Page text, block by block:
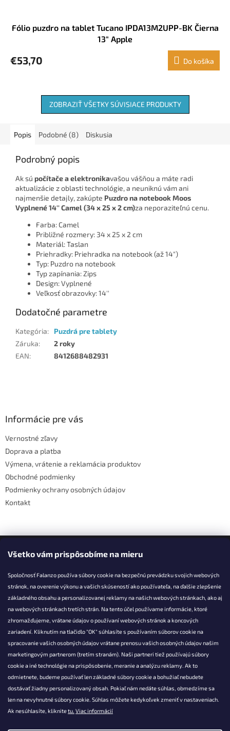
Všetko vám prispôsobíme na mieru
Spoločnosť Falanzo používa súbory cookie na bezpečnú prevádzku svojich webových
stránok, na overenie výkonu a vašich skúseností ako používateľa, na ďalšie zlepšenie
základného obsahu a personalizovanej reklamy na našich webových stránkach, ako aj
na webových stránkach tretích strán. Na tento účel používame informácie, ktoré
zhromažďujeme, vrátane údajov o používaní webových stránok a koncových
zariadení. Kliknutím na tlačidlo "OK" súhlasíte s používaním súborov cookie na
spracovanie vašich osobných údajov vrátane prenosu vašich osobných údajov našim
marketingovým partnerom (tretím stranám). Naši partneri tiež používajú súbory
cookie a iné technológie na prispôsobenie, meranie a analýzu reklamy. Ak to
odmietnete, budeme používať len základné súbory cookie a bohužiaľ nebudete
dostávať žiadny personalizovaný obsah. Pokiaľ nám nedáte súhlas, obmedzíme sa
len na nevyhnutné súbory cookie. Súhlas môžete kedykoľvek zmeniť v nastaveniach.
Ak nesúhlasíte, kliknitetu. Viac informácií
Fólio puzdro na tablet Tucano IPDA13M2UPP-BK Čierna
13" Apple
€53,70 Do košíka
ZOBRAZIŤ VŠETKY SÚVISIACE PRODUKTY
Popis Podobné (8) Diskusia
Podrobný popis
Ak sú počítače a elektronikavašou vášňou a máte radi
aktualizácie z oblasti technológie, a neuniknú vám ani
najmenšie detajly, zakúpte Puzdro na notebook Moos
Vyplnené 14'' Camel (34 x 25 x 2 cm)za neporaziteľnú cenu.
Farba: Camel
Približné rozmery: 34 x 25 x 2 cm
Materiál: Taslan
Priehradky: Priehradka na notebook (až 14")
Typ: Puzdro na notebook
Typ zapínania: Zips
Design: Vyplnené
Veľkosť obrazovky: 14''
Dodatočné parametre
Kategória:
Puzdrá pre tablety
Záruka:
2 roky
EAN: 8412688482931
Informácie pre vás
Vernostné zľavy
Doprava a platba
Výmena, vrátenie a reklamácia produktov
Obchodné podmienky
Podmienky ochrany osobných údajov
Kontakt
Facebook
KONTAKT
info@falanzo.sk
Falanzo.sk
FalanzoSK